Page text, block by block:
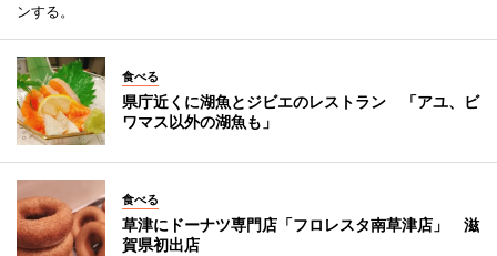
ンする。
食べる
県庁近くに湖魚とジビエのレストラン 「アユ、ビ
ワマス以外の湖魚も」
食べる
草津にドーナツ専門店「フロレスタ南草津店」 滋
賀県初出店